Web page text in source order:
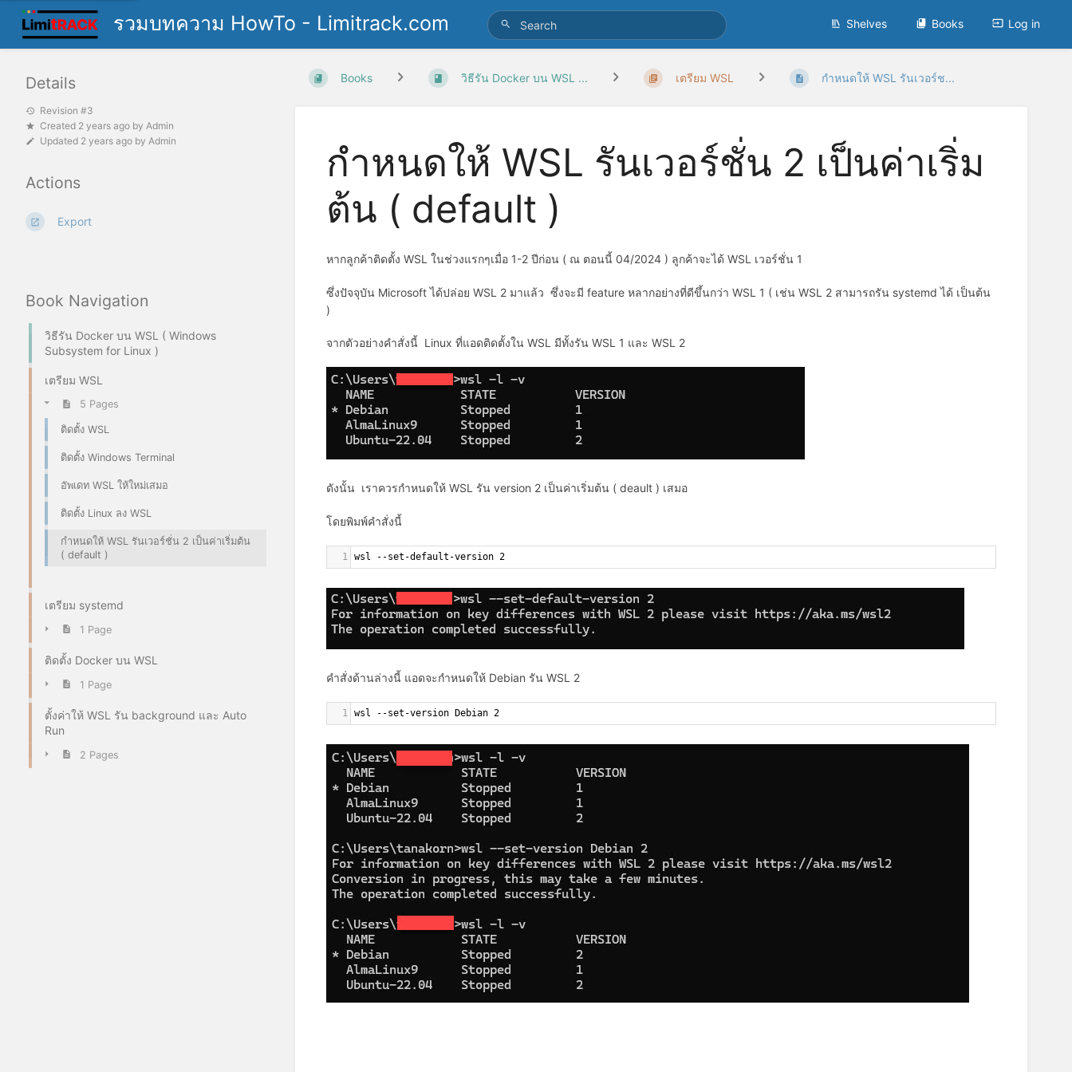
รวมบทความ HowTo - Limitrack.com Shelves Books Log in
Book Navigation
วิธีรัน Docker บน WSL ( Windows
Subsystem for Linux )
เตรียม WSL
5 Pages
ติดตั้ง WSL
ติดตั้ง Windows Terminal
อัพเดท WSL ให้ใหม่เสมอ
ติดตั้ง Linux ลง WSL
กำหนดให้ WSL รันเวอร์ชั่น 2 เป็นค่าเริ่มต้น
( default )
เตรียม systemd
1 Page
ติดตั้ง Docker บน WSL
1 Page
ตั้งค่าให้ WSL รัน background และ Auto
Run
2 Pages
Books วิธีรัน Docker บน WSL ... เตรียม WSL กำหนดให้ WSL รันเวอร์ช...
กำหนดให้ WSL รันเวอร์ชั่น 2 เป็นค่าเริ่ม
ต้น ( default )
หากลูกค้าติดตั้ง WSL ในช่วงแรกๆเมื่อ 1-2 ปีก่อน ( ณ ตอนนี้ 04/2024 ) ลูกค้าจะได้ WSL เวอร์ชั่น 1
ซึ่งปัจจุบัน Microsoft ได้ปล่อย WSL 2 มาแล้ว ซึ่งจะมี feature หลากอย่างที่ดีขึ้นกว่า WSL 1 ( เช่น WSL 2 สามารถรัน systemd ได้ เป็นต้น
)
จากตัวอย่างคำสั่งนี้ Linux ที่แอดติดตั้งใน WSL มีทั้งรัน WSL 1 และ WSL 2
ดังนั้น เราควรกำหนดให้ WSL รัน version 2 เป็นค่าเริ่มต้น ( deault ) เสมอ
โดยพิมพ์คำสั่งนี้
1 wsl --set-default-version 2
คำสั่งด้านล่างนี้ แอดจะกำหนดให้ Debian รัน WSL 2
1 wsl --set-version Debian 2
Details
Revision #3
Created 2 years ago by Admin
Updated 2 years ago by Admin
Actions
Export